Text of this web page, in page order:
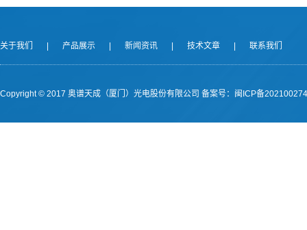
关于我们 | 产品展示 | 新闻资讯 | 技术文章 | 联系我们
Copyright © 2017 奥谱天成（厦门）光电股份有限公司 备案号：闽ICP备